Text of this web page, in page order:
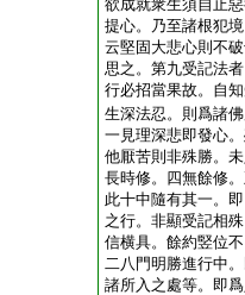
欲成就衆生須自止
提心。乃至諸根犯
云堅固大悲心則不
思之。第九受記法
行必招當果故。自
生深法忍。則爲諸
一見理深悲即發心
他厭苦則非殊勝。
長時修。四無餘修
此十中隨有其一。
之行。非顯受記相
信横具。餘約竪位
二八門明勝進行中
諸所入之處等。即